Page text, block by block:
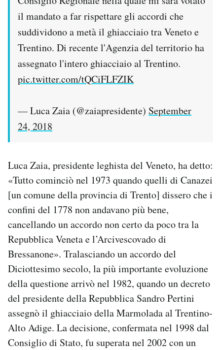
il mandato a far rispettare gli accordi che
suddividono a metà il ghiacciaio tra Veneto e
Trentino. Di recente l'Agenzia del territorio ha
assegnato l'intero ghiacciaio al Trentino.
pic.twitter.com/tQCiFLFZIK
— Luca Zaia (@zaiapresidente) September
24, 2018
Luca Zaia, presidente leghista del Veneto, ha detto:
«Tutto cominciò nel 1973 quando quelli di Canazei
[un comune della provincia di Trento] dissero che i
confini del 1778 non andavano più bene,
cancellando un accordo non certo da poco tra la
Repubblica Veneta e l’Arcivescovado di
Bressanone». Tralasciando un accordo del
Diciottesimo secolo, la più importante evoluzione
della questione arrivò nel 1982, quando un decreto
del presidente della Repubblica Sandro Pertini
assegnò il ghiacciaio della Marmolada al Trentino-
Alto Adige. La decisione, confermata nel 1998 dal
Consiglio di Stato, fu superata nel 2002 con un